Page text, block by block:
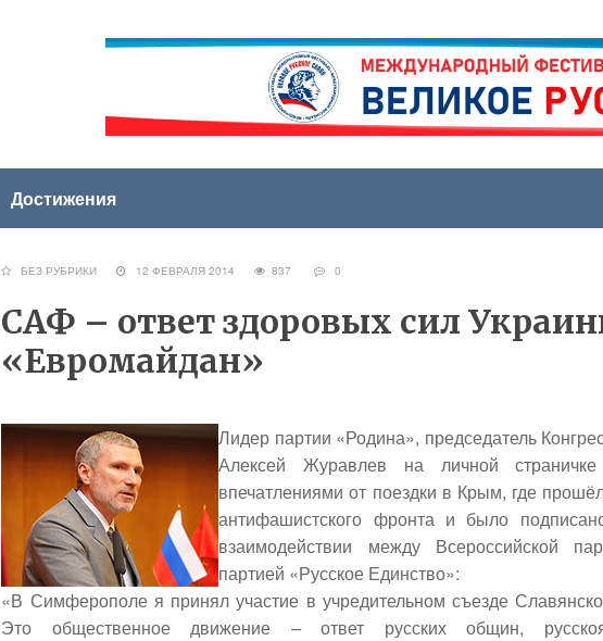
Достижения
БЕЗ РУБРИКИ 12 ФЕВРАЛЯ 2014 837 0
САФ – ответ здоровых сил
«Евромайдан»
Лидер партии «Родина», председатель
Алексей Журавлев на личной
впечатлениями от поездки в Крым, где
антифашистского фронтаи было
взаимодействии между Всероссийской
партией «Русское Единство»:
«В Симферополе я принял участие в учредительном съезде
Это общественное движение –ответ русских общин,